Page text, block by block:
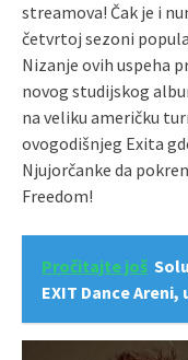
streamova! Čak je i
četvrtoj sezoni
Nizanje ovih uspeha
novog studijskog
na veliku američku
ovogodišnjeg Exita
Njujorčanke da
Freedom!
Pročitajte još
EXIT Dance